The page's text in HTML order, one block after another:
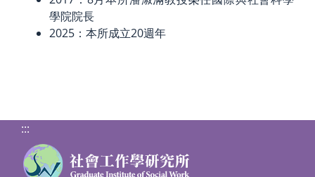
學院院長
2025：本所成立20週年
:::